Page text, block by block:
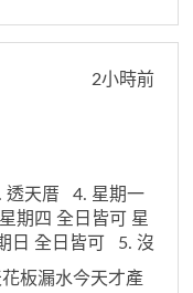
2小時前
透天厝
4. 星期一
期四 全日皆可 星
日 全日皆可
5. 沒
板漏水今天才產